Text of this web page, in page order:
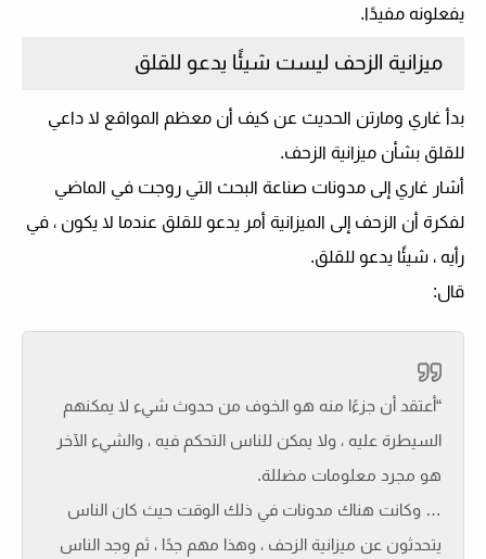
يفعلونه مفيدًا.
ميزانية الزحف ليست شيئًا يدعو للقلق
بدأ غاري ومارتن الحديث عن كيف أن معظم المواقع لا داعي
للقلق بشأن ميزانية الزحف.
أشار غاري إلى مدونات صناعة البحث التي روجت في الماضي
لفكرة أن الزحف إلى الميزانية أمر يدعو للقلق عندما لا يكون ، في
رأيه ، شيئًا يدعو للقلق.
قال:
“أعتقد أن جزءًا منه هو الخوف من حدوث شيء لا يمكنهم
السيطرة عليه ، ولا يمكن للناس التحكم فيه ، والشيء الآخر
هو مجرد معلومات مضللة.
… وكانت هناك مدونات في ذلك الوقت حيث كان الناس
يتحدثون عن ميزانية الزحف ، وهذا مهم جدًا ، ثم وجد الناس